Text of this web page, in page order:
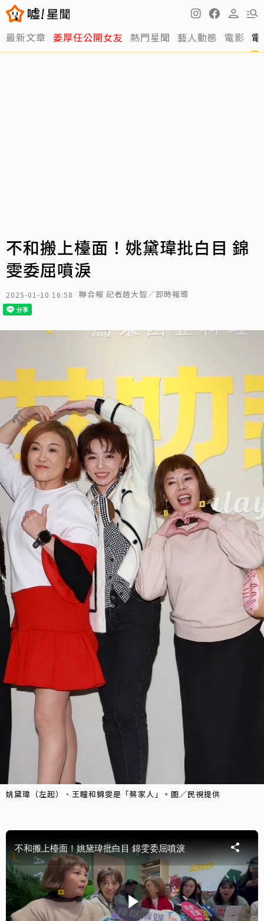
最新文章 姜厚任公開女友 熱門星聞 藝人動態 電影
不和搬上檯面！姚黛瑋批白目 錦
雯委屈噴淚
2025-01-10 16:58 聯合報 記者趙大智／即時報導
姚黛瑋（左起）、王瞳和錦雯是「蔡家人」。圖／民視提供